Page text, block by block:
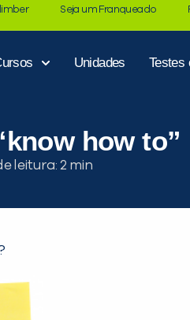
Seja um Franqueado
Unidades Testes
how to”
leitura: